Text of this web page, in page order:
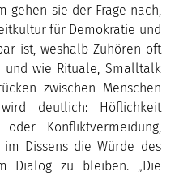
gehen sie der Frage nach,
für Demokratie und
ist, weshalb Zuhören oft
und wie Rituale, Smalltalk
zwischen Menschen
deutlich: Höflichkeit
Konfliktvermeidung,
Dissens die Würde des
Dialog zu bleiben. „Die